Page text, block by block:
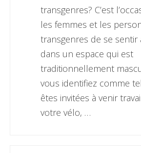
transgenres? C’est
les femmes et les
transgenres de se sentir
dans un espace qui est
traditionnellement
vous identifiez comme
êtes invitées à venir
votre vélo, …